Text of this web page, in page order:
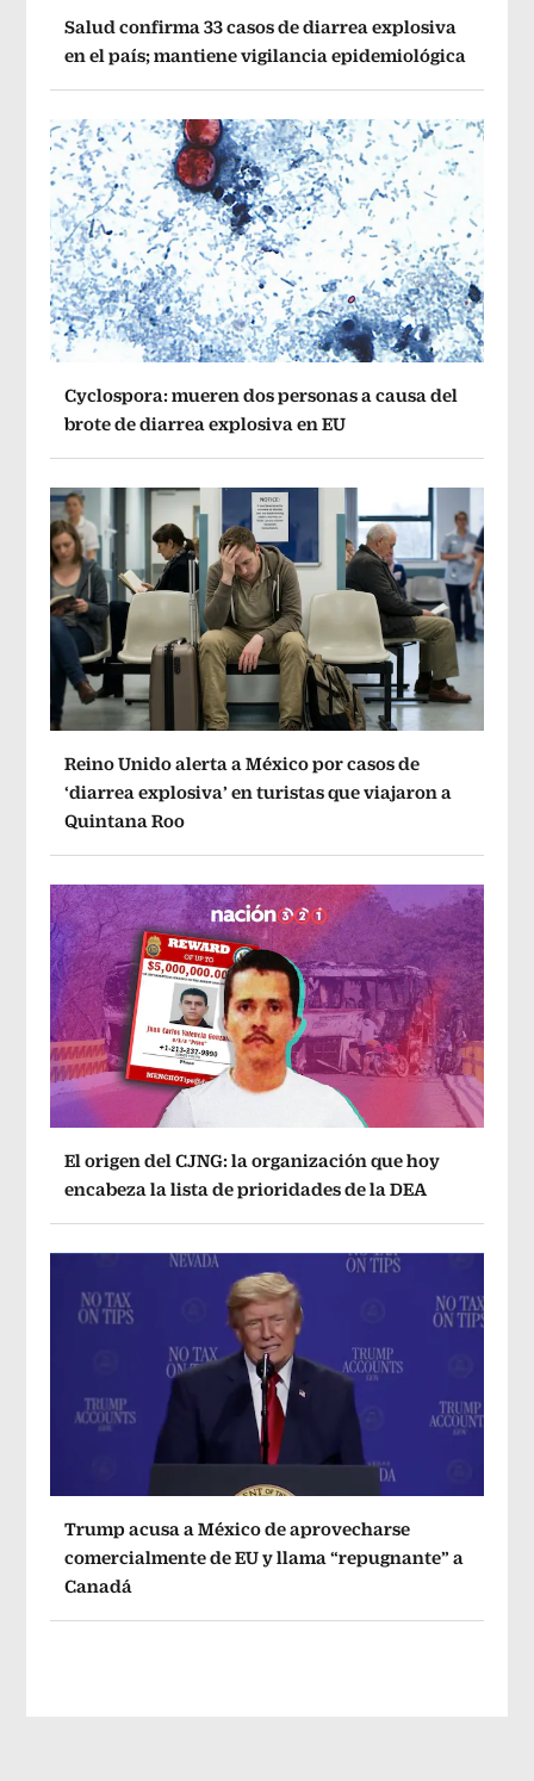
Salud confirma 33 casos de diarrea explosiva
en el país; mantiene vigilancia epidemiológica
Cyclospora: mueren dos personas a causa del
brote de diarrea explosiva en EU
Reino Unido alerta a México por casos de
‘diarrea explosiva’ en turistas que viajaron a
Quintana Roo
El origen del CJNG: la organización que hoy
encabeza la lista de prioridades de la DEA
Trump acusa a México de aprovecharse
comercialmente de EU y llama “repugnante” a
Canadá